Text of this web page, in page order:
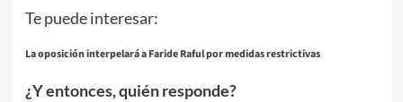
Te puede interesar:
La oposición interpelará a Faride Raful por medidas restrictivas
¿Y entonces, quién responde?